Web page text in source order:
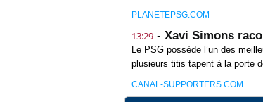
PLANETEPSG.COM
13:29 - Xavi Simons
Le PSG possède l’un des
plusieurs titis tapent à la porte
CANAL-SUPPORTERS.COM